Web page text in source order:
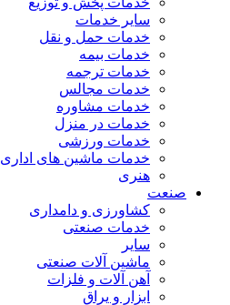
سایر خدمات
خدمات حمل و نقل
خدمات بیمه
خدمات ترجمه
خدمات مجالس
خدمات مشاوره
خدمات در منزل
خدمات ورزشی
خدمات ماشین های اداری
هنری
صنعت
کشاورزی و دامداری
خدمات صنعتی
سایر
ماشین آلات صنعتی
آهن آلات و فلزات
ابزار و یراق